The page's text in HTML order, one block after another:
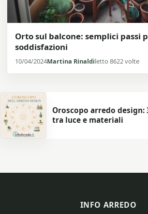
Orto sul balcone: semplici passi
soddisfazioni
10/04/2024Martina Rinaldiletto 8622 volte
Oroscopo arredo design:
tra luce e materiali
INFO ARREDO